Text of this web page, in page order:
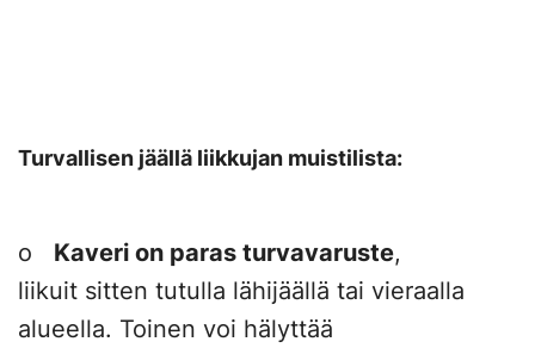
Turvallisen jäällä liikkujan muistilista:
o Kaveri on paras turvavaruste,
liikuit sitten tutulla lähijäällä tai vieraalla
alueella. Toinen voi hälyttää